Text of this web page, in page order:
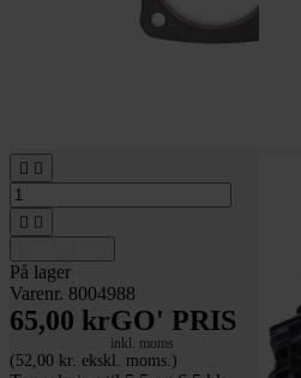
 
 
På lager
Varenr. 8004988
65,00 krGO' PRIS
inkl. moms
(52,00 kr. ekskl. moms.)